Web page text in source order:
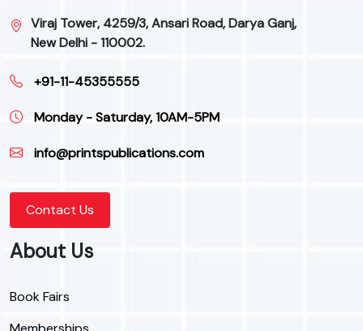
Viraj Tower, 4259/3, Ansari Road, Darya Ganj,
New Delhi - 110002.
+91-11-45355555
Monday - Saturday, 10AM-5PM
info@printspublications.com
Contact Us
About Us
Book Fairs